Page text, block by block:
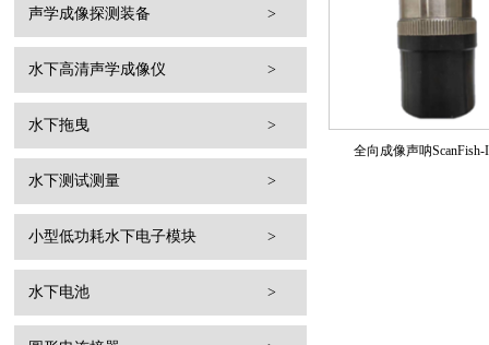
声学成像探测装备 >
水下高清声学成像仪 >
水下拖曳 >
水下测试测量 >
小型低功耗水下电子模块 >
水下电池 >
全向成像声呐